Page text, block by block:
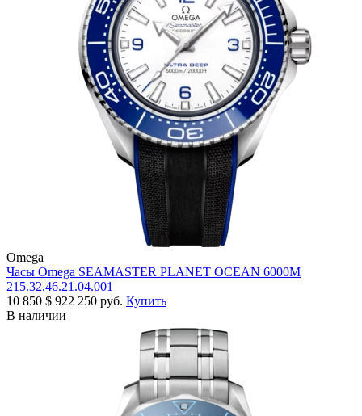
Omega
Часы Omega SEAMASTER PLANET OCEAN 6000M
215.32.46.21.04.001
10 850 $ 922 250 руб. Купить
В наличии